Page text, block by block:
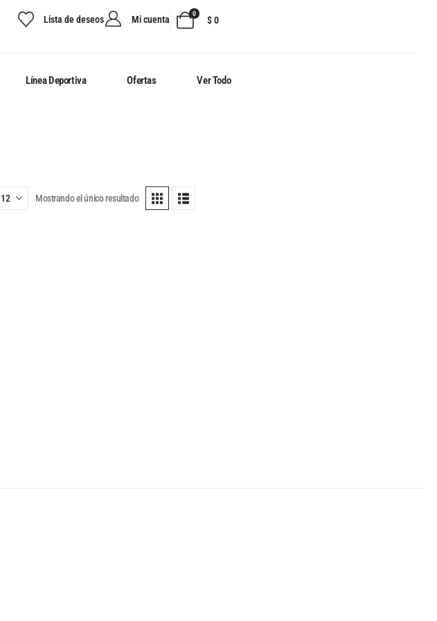
Lista de deseos Mi cuenta
0
$0
Línea Deportiva Ofertas Ver Todo
Mostrando el único resultado